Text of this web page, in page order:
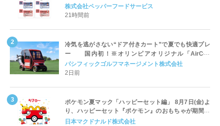
対応についてのご案内
株式会社ペッパーフードサービス
21時間前
冷気を逃がさない“ドア付きカート”で夏でも快適プレ
ー 国内初！※オリンピアオリジナル「AirCon
Cart（エアコンカート）」導入 | ＰＧＭ
パシフィックゴルフマネージメント株式会社
2日前
ポケモン夏マック「ハッピーセット編」 8月7日(金)よ
り、ハッピーセット『ポケモン』のおもちゃが期間限
定登場
日本マクドナルド株式会社